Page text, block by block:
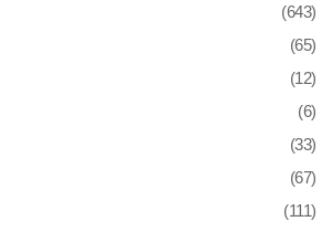
(643)
(65)
(12)
(6)
(33)
(67)
(111)